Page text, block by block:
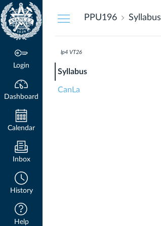
Dashboard
Login
Dashboard
Calendar
Inbox
History
Help
PPU196 Syllabus
lp4 VT26
Syllabus
CanLa